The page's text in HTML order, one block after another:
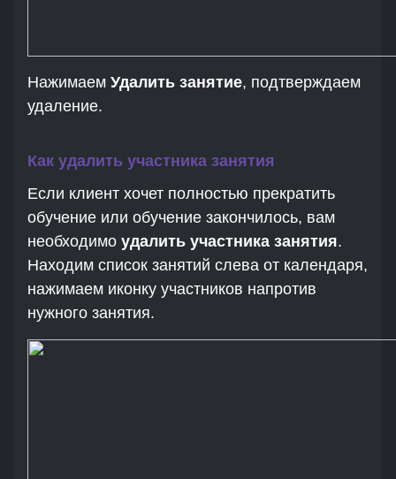
Нажимаем Удалить занятие, подтверждаем
удаление.
Как удалить участника занятия
Если клиент хочет полностью прекратить
обучение или обучение закончилось, вам
необходимо удалить участника занятия.
Находим список занятий слева от календаря,
нажимаем иконку участников напротив
нужного занятия.